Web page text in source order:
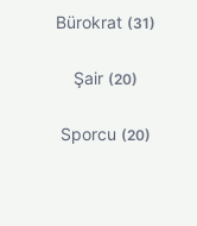
Bürokrat (31)
Şair (20)
Sporcu (20)